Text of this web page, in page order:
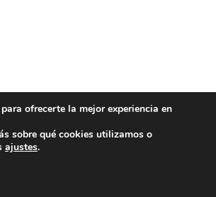
ofrecerte la mejor experiencia en
sobre qué cookies utilizamos o
ajustes.